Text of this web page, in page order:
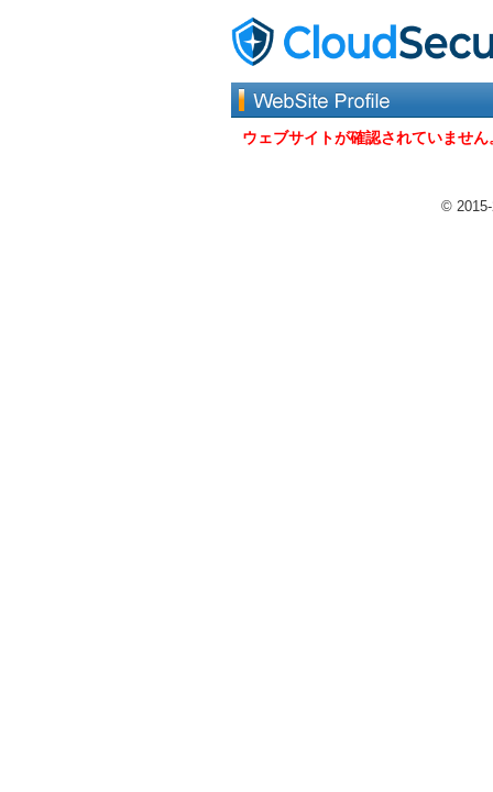
ウェブサイトが確認されていません
©